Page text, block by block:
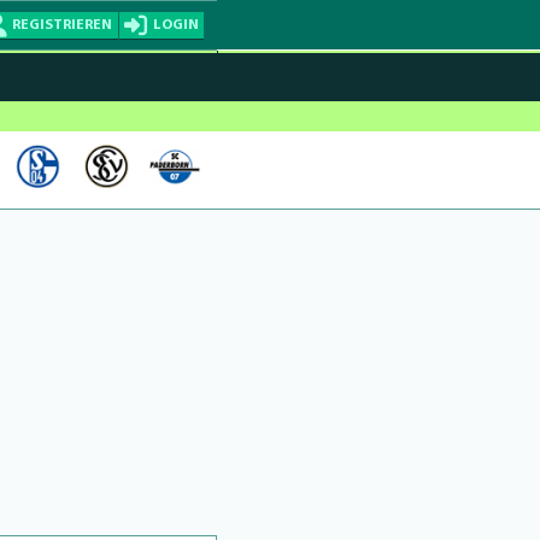
REGISTRIEREN LOGIN